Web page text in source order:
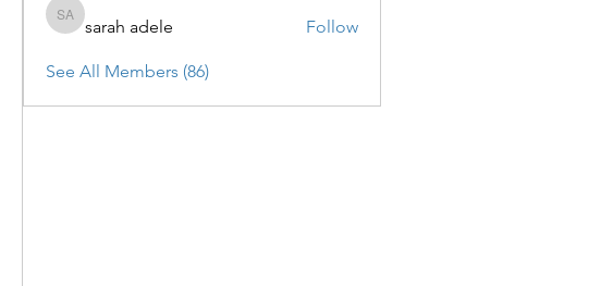
sarah adele
sarah adele Follow
See All Members (86)